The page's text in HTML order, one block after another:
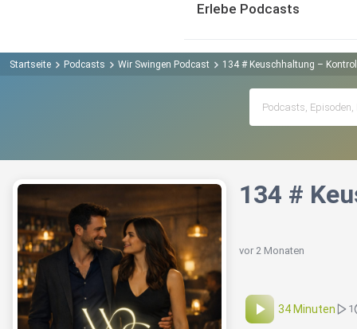
Erlebe Podcasts
Startseite Podcasts Wir Swingen Podcast 134 # Keuschhaltung –
134 #
vor 2 Monaten
34 Minuten 1